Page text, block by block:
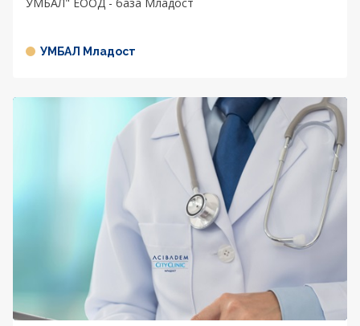
УМБАЛ Младост